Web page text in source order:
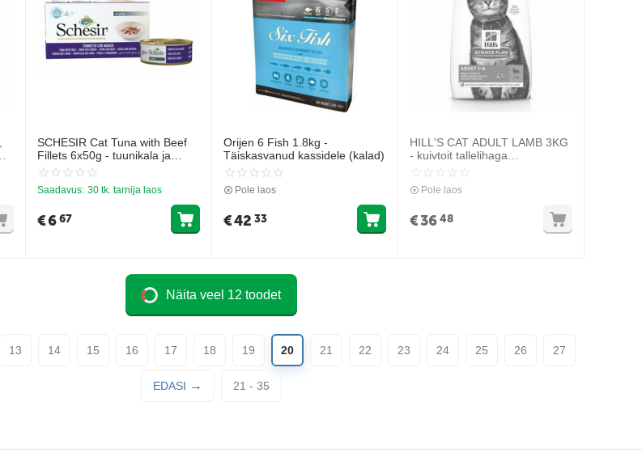
SCHESIR Cat Tuna with Beef
Fillets 6x50g - tuunikala ja
veiselihaviilud želees
Saadavus: 30 tk. tarnija laos
€667
Orijen 6 Fish 1.8kg -
Täiskasvanud kassidele (kalad)
Pole laos
€42 33
HILL'S CAT ADULT LAMB 3KG
- kuivtoit tallelihaga
Pole laos
€3648
Näita veel 12 toodet
13 14 15 16 17 18 19 20 21 22 23 24 25 26 27
EDASI 21 - 35